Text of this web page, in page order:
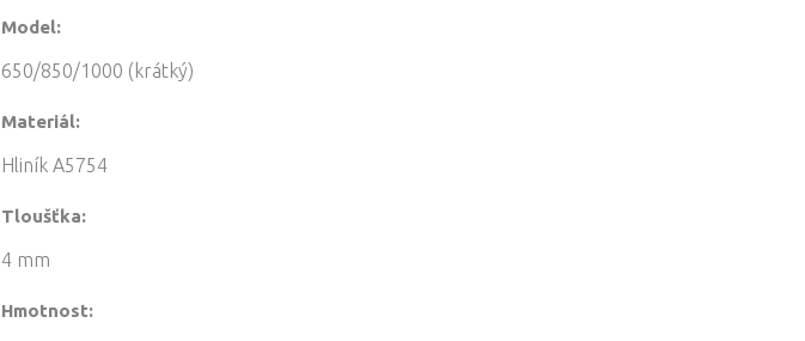
Model:
650/850/1000 (krátký)
Materiál:
Hliník A5754
Tloušťka:
4 mm
Hmotnost: